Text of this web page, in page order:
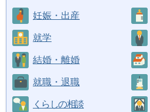
妊娠・出産
就学
結婚・離婚
就職・退職
くらしの相談